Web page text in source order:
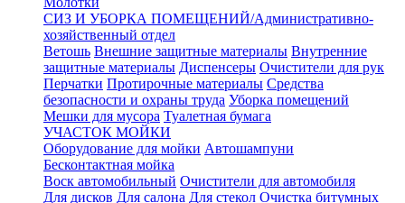
СИЗ И УБОРКА ПОМЕЩЕНИЙ/Административно-
хозяйственный отдел
Ветошь Внешние защитные материалы Внутренние
защитные материалы Диспенсеры Очистители для рук
Перчатки Протирочные материалы Средства
безопасности и охраны труда Уборка помещений
Мешки для мусора Туалетная бумага
УЧАСТОК МОЙКИ
Оборудование для мойки Автошампуни
Бесконтактная мойка
Воск автомобильный Очистители для автомобиля
Для дисков Для салона Для стекол Очистка битумных